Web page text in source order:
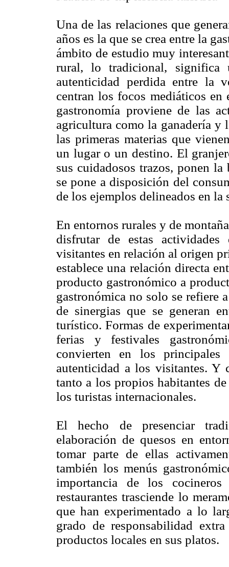
Una de las relaciones que
años es la que se crea entre la
ámbito de estudio muy
rural, lo tradicional, significa
autenticidad perdida entre la
centran los focos mediáticos
gastronomía proviene de las
agricultura como la ganadería y
las primeras materias que
un lugar o un destino. El
sus cuidadosos trazos, ponen
se pone a disposición del
de los ejemplos delineados en la
En entornos rurales y de
disfrutar de estas
visitantes en relación al origen
establece una relación directa
producto gastronómico a
gastronómica no solo se refiere
de sinergias que se generan
turístico. Formas de
ferias y festivales
convierten en los
autenticidad a los visitantes. Y
tanto a los propios habitantes
los turistas internacionales.
El hecho de presenciar
elaboración de quesos en
tomar parte de ellas
también los menús
importancia de los
restaurantes trasciende lo
que han experimentado a lo
grado de responsabilidad
productos locales en sus platos.